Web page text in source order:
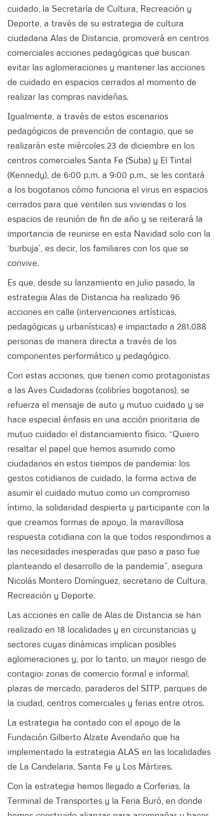
cuidado, la Secretaría de Cultura, Recreación y
Deporte, a través de su estrategia de cultura
ciudadana Alas de Distancia, promoverá en centros
comerciales acciones pedagógicas que buscan
evitar las aglomeraciones y mantener las acciones
de cuidado en espacios cerrados al momento de
realizar las compras navideñas.
Igualmente, a través de estos escenarios
pedagógicos de prevención de contagio, que se
realizarán este miércoles 23 de diciembre en los
centros comerciales Santa Fe (Suba) y El Tintal
(Kennedy), de 6:00 p.m. a 9:00 p.m., se les contará
a los bogotanos cómo funciona el virus en espacios
cerrados para que ventilen sus viviendas o los
espacios de reunión de fin de año y se reiterará la
importancia de reunirse en esta Navidad solo con la
‘burbuja’, es decir, los familiares con los que se
convive.
Es que, desde su lanzamiento en julio pasado, la
estrategia Alas de Distancia ha realizado 96
acciones en calle (intervenciones artísticas,
pedagógicas y urbanísticas) e impactado a 281.088
personas de manera directa a través de los
componentes performático y pedagógico.
Con estas acciones, que tienen como protagonistas
a las Aves Cuidadoras (colibríes bogotanos), se
refuerza el mensaje de auto y mutuo cuidado y se
hace especial énfasis en una acción prioritaria de
mutuo cuidado: el distanciamiento físico. “Quiero
resaltar el papel que hemos asumido como
ciudadanos en estos tiempos de pandemia; los
gestos cotidianos de cuidado, la forma activa de
asumir el cuidado mutuo como un compromiso
íntimo, la solidaridad despierta y participante con la
que creamos formas de apoyo, la maravillosa
respuesta cotidiana con la que todos respondimos a
las necesidades inesperadas que paso a paso fue
planteando el desarrollo de la pandemia”, asegura
Nicolás Montero Domínguez, secretario de Cultura,
Recreación y Deporte.
Las acciones en calle de Alas de Distancia se han
realizado en 18 localidades y en circunstancias y
sectores cuyas dinámicas implican posibles
aglomeraciones y, por lo tanto, un mayor riesgo de
contagio: zonas de comercio formal e informal,
plazas de mercado, paraderos del SITP, parques de
la ciudad, centros comerciales y ferias entre otros.
La estrategia ha contado con el apoyo de la
Fundación Gilberto Alzate Avendaño que ha
implementado la estrategia ALAS en las localidades
de La Candelaria, Santa Fe y Los Mártires.
Con la estrategia hemos llegado a Corferias, la
Terminal de Transportes y la Feria Buró, en donde